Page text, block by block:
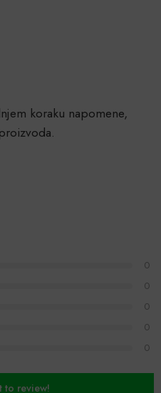
koraku napomene,
0
0
0
0
0
to review!